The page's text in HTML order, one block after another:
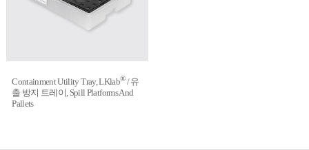
Containment Utility Tray, LKlab®/ 유
출 방지 트레이, Spill Platforms And
Pallets